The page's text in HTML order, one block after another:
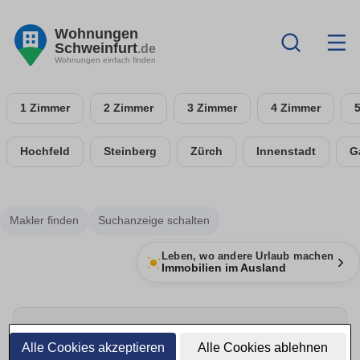
Alle Cookies akzeptieren Alle Cookies ablehnen
Wohnungen
Schweinfurt.de
Wohnungen einfach finden
1 Zimmer 2 Zimmer 3 Zimmer 4 Zimmer
Hochfeld Steinberg Zürch Innenstadt
Makler finden Suchanzeige schalten
Leben, wo andere Urlaub machen
Immobilien im Ausland
Energie sparen & Anbieter vergleichen